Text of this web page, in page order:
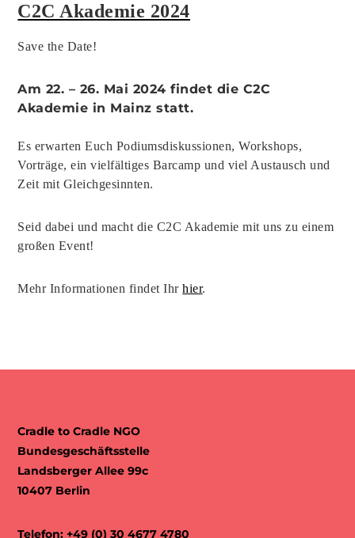
C2C Akademie 2024
Save the Date!
Am 22. – 26. Mai 2024 findet die C2C
Akademie in Mainz statt.
Es erwarten Euch Podiumsdiskussionen, Workshops,
Vorträge, ein vielfältiges Barcamp und viel Austausch und
Zeit mit Gleichgesinnten.
Seid dabei und macht die C2C Akademie mit uns zu einem
großen Event!
Mehr Informationen findet Ihrhier.
Cradle to Cradle NGO
Bundesgeschäftsstelle
Landsberger Allee 99c
10407 Berlin
Telefon: +49 (0) 30 4677 4780